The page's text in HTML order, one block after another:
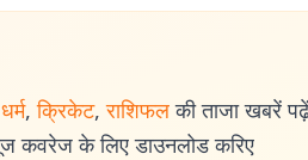
धर्म, क्रिकेट, राशिफल की ताजा खबरें
कवरेज के लिए डाउनलोड करिए